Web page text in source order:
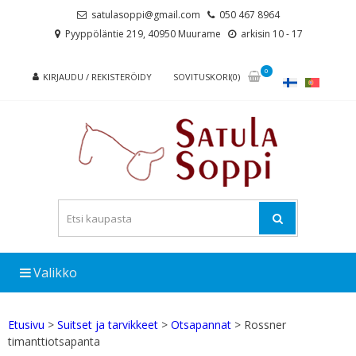
satulasoppi@gmail.com
050 467 8964
Pyyppöläntie 219, 40950 Muurame
arkisin 10 - 17
KIRJAUDU / REKISTERÖIDY SOVITUSKORI(0)
0
Valikko
Etusivu > Suitset ja tarvikkeet > Otsapannat > Rossner
timanttiotsapanta